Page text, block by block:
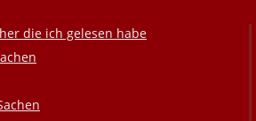
die ich gelesen habe